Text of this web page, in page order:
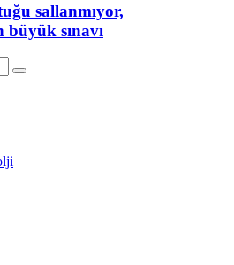
sallanmıyor,
sınavı